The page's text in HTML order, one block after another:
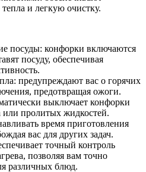
и легкую очистку.
посуды: конфорки включаются
посуду, обеспечивая
предупреждают вас о горячих
предотвращая ожоги.
выключает конфорки
пролитых жидкостей.
время приготовления
вас для других задач.
точный контроль
позволяя вам точно
различных блюд.